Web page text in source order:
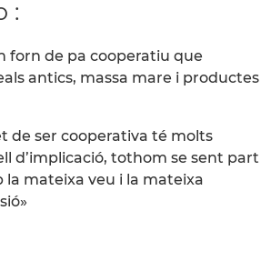
:
forn de pa cooperatiu que
antics, massa mare i productes
de ser cooperativa té molts
d’implicació, tothom se sent part
mateixa veu i la mateixa